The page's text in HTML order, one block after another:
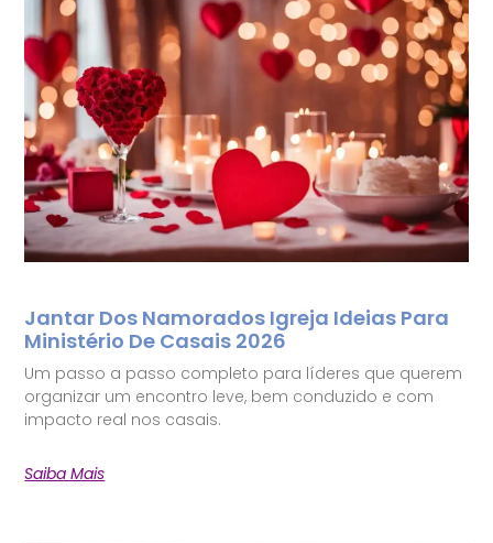
Jantar Dos Namorados Igreja Ideias Para
Ministério De Casais 2026
Um passo a passo completo para líderes que querem
organizar um encontro leve, bem conduzido e com
impacto real nos casais.
Saiba Mais